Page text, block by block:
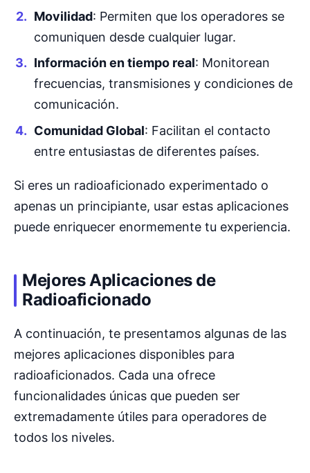
Movilidad: Permiten que los operadores se
comuniquen desde cualquier lugar.
Información en tiempo real: Monitorean
frecuencias, transmisiones y condiciones de
comunicación.
Comunidad Global: Facilitan el contacto
entre entusiastas de diferentes países.
Si eres un radioaficionado experimentado o
apenas un principiante, usar estas aplicaciones
puede enriquecer enormemente tu experiencia.
Mejores Aplicaciones de
Radioaficionado
A continuación, te presentamos algunas de las
mejores aplicaciones disponibles para
radioaficionados. Cada una ofrece
funcionalidades únicas que pueden ser
extremadamente útiles para operadores de
todos los niveles.